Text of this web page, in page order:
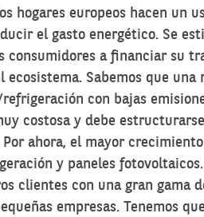
hogares europeos hacen un
el gasto energético. Se
consumidores a financiar su
Sabemos que una
con bajas
costosa y debe
ahora, el mayor
y paneles
clientes con una gran gama
empresas. Tenemos